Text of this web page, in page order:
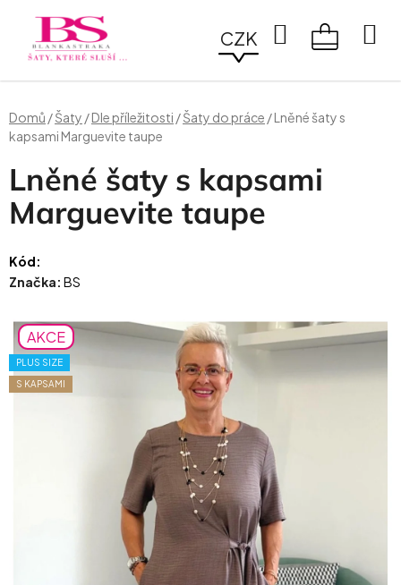
obsah
CZK
Hledat
Domů /Šaty /Dle příležitosti /Šaty do práce /Lněné šaty s
kapsami Marguevite taupe
Lněné šaty s kapsami
Marguevite taupe
Kód:
Značka: BS
AKCE
PLUS SIZE
S KAPSAMI